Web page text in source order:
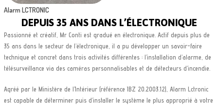
Alarm LCTRONIC
DEPUIS 35 ANS DANS L’ÉLECTRONIQUE
Passionné et créatif, Mr Conti est gradué en électronique. Actif depuis plus de
35 ans dans le secteur de l’électronique, il a pu développer un savoir-faire
technique et concret dans trois activités différentes : l’installation d’alarme, de
télésurveillance via des caméras personnalisables et de détecteurs d’incendie.
Agréé par le Ministère de l’Intérieur (référence IBZ 20.2003.12), Alarm Lctronic
est capable de déterminer puis d’installer le système le plus approprié à votre